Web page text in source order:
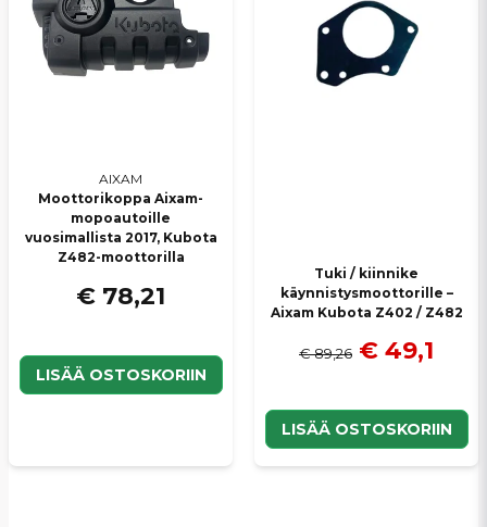
AIXAM
Moottorikoppa Aixam-
mopoautoille
vuosimallista 2017, Kubota
Z482-moottorilla
€ 78,21
LISÄÄ OSTOSKORIIN
Tuki / kiinnike
käynnistysmoottorille –
Aixam Kubota Z402 / Z482
€ 89,26 € 49,1
LISÄÄ OSTOSKORIIN